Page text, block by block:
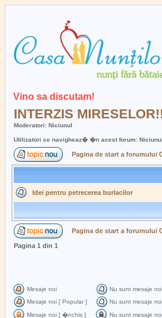
Vino sa discutam!
INTERZIS
Moderatori: Niciunul
Utilizatori ce navigheaz� �n acest forum: Niciunul
Pagina de start a forumului
Idei pentru petrecerea burlacilor
Pagina de start a forumului
Pagina 1 din 1
Mesaje noi Nu sunt mesaje noi
Mesaje noi [ Popular ]
Nu sunt mesaje
Mesaje noi [ �nchis ]
Nu sunt mesaje